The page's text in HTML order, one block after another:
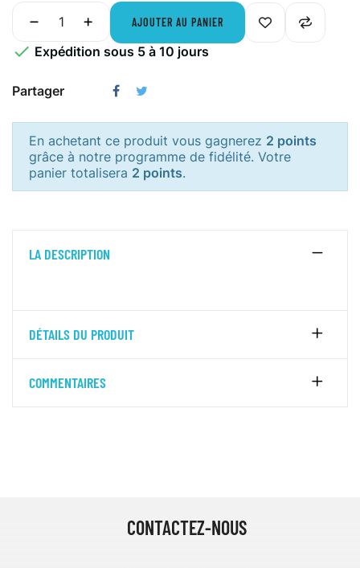
AJOUTER AU PANIER
 Expédition sous 5 à 10 jours
Partager
En achetant ce produit vous gagnerez 2 points
grâce à notre programme de fidélité. Votre
panier totalisera 2 points.
LA DESCRIPTION
DÉTAILS DU PRODUIT
COMMENTAIRES
CONTACTEZ-NOUS